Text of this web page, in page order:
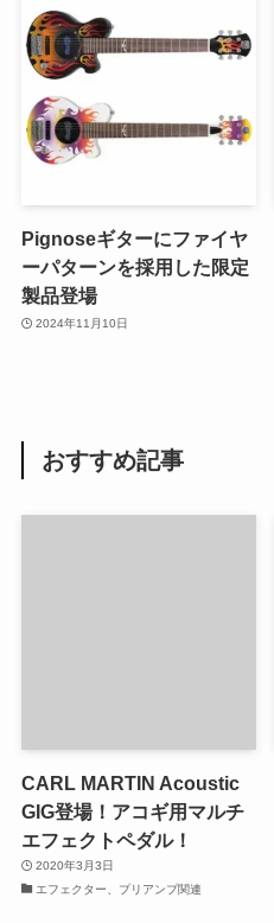
Pignoseギターにファイヤ
ーパターンを採用した限定
製品登場
2024年11月10日
おすすめ記事
CARL MARTIN Acoustic
GIG登場！アコギ用マルチ
エフェクトペダル！
2020年3月3日
エフェクター、プリアンプ関連